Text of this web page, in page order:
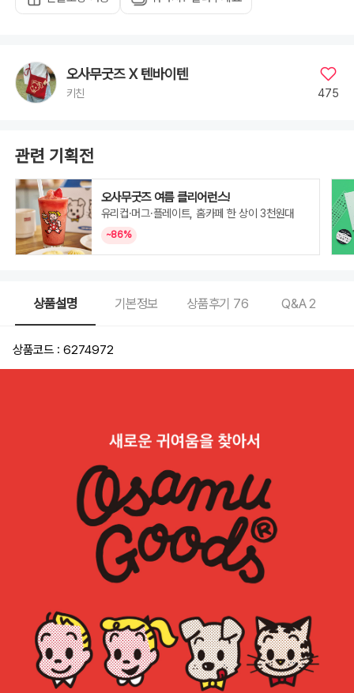
오사무굿즈 X 텐바이텐
키친 475
관련 기획전
오사무굿즈 여름 클리어런스!
유리컵·머그·플레이트, 홈카페 한 상이 3천원대
~86%
상품설명 기본정보 상품후기 76 Q&A 2
상품코드 : 6274972